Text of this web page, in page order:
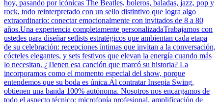
hoy, pasando por icónicas The Beatles, boleros, baladas, jazz, pop y
rock, todo reinterpretado con un sello distintivo que logra algo
extraordinario: conectar emocionalmente con invitados de 8 a 80
años.Una experiencia completamente personalizadaTrabajamos con
ustedes para diseñar setlists estratégicos que ambientan cada etapa
de su celebración: recepciones íntimas que invitan a la conversación,
cócteles elegantes, y sets festivos que elevan la energía cuando más
lo necesitan. ¿Tienen esa canción que marcó su historia? La
incorporamos como el momento especial del show, porque
entendemos que su boda es única.Al contratar Insepia Swing,
obtienen una banda 100% autónoma. Nosotros nos encargamos de
todo el aspecto técnico: microfonía profesional, amplificación de